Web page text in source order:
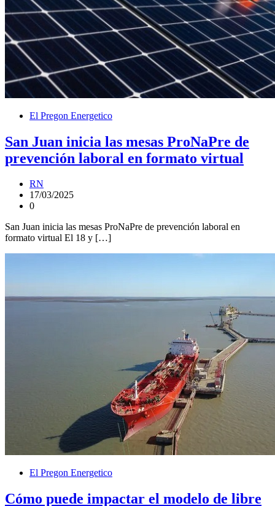
El Pregon Energetico
San Juan inicia las mesas ProNaPre de
prevención laboral en formato virtual
RN
17/03/2025
0
San Juan inicia las mesas ProNaPre de prevención laboral en
formato virtual El 18 y […]
El Pregon Energetico
Cómo puede impactar el modelo de libre